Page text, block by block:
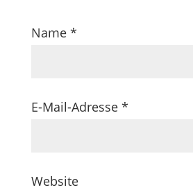
Name *
E-Mail-Adresse *
Website